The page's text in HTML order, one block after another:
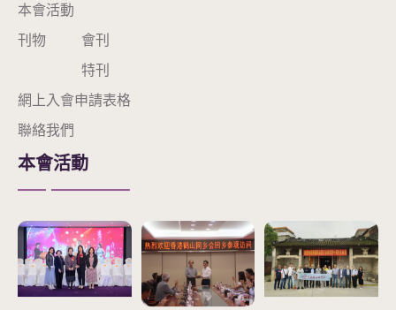
本會活動
刊物
會刊
特刊
網上入會申請表格
聯絡我們
本會活動